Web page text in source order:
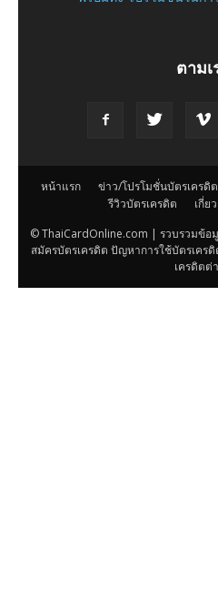
ตามเ
หน้าแรก ข่าว/โปรโมชั่นบัตรเครดิต
รีวิวบัตรเครดิต
เกี่ย
© ThaiCardOnline.com | รวบรวมข้อ
สมัครบัตรเครดิต ปัญหาการใช้บัตรเคร
เครดิตต่